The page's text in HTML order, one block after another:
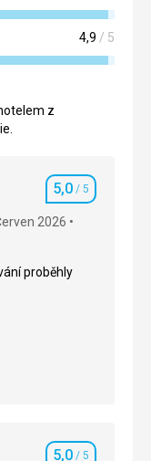
4,9 / 5
z
Hodnocení
5,0 / 5
2026
proběhly
proběhly
5,0/ 5
5,0 / 5